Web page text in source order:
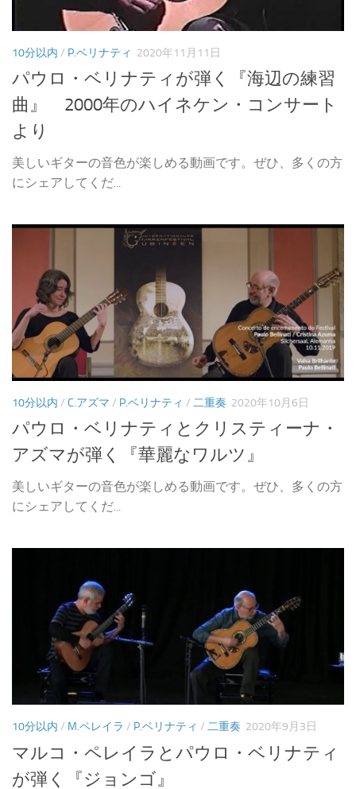
10分以内 / P.ベリナティ 2020年11月11日
パウロ・ベリナティが弾く『海辺の練習
曲』 2000年のハイネケン・コンサート
より
美しいギターの音色が楽しめる動画です。ぜひ、多くの方
にシェアしてくだ...
10分以内 / C.アズマ / P.ベリナティ / 二重奏 2020年10月6日
パウロ・ベリナティとクリスティーナ・
アズマが弾く『華麗なワルツ』
美しいギターの音色が楽しめる動画です。ぜひ、多くの方
にシェアしてくだ...
10分以内 / M.ペレイラ / P.ベリナティ / 二重奏 2020年9月3日
マルコ・ペレイラとパウロ・ベリナティ
が弾く『ジョンゴ』